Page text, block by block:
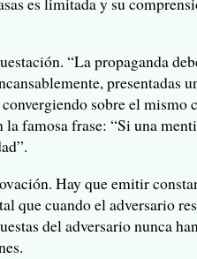
“La pro­pa­ganda
pre­sen­ta­das
sobre el mismo
famosa frase: “Si una
Hay que emi­tir
que cuando el adver­sa­rio
del adver­sa­rio nunca